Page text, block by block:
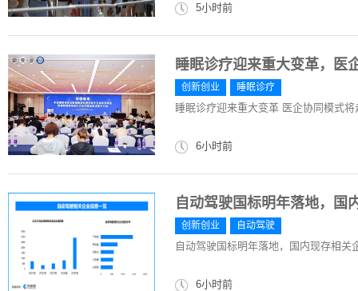
5小时前
睡眠诊疗迎来重大变革，医
创新创业 睡眠诊疗
睡眠诊疗迎来重大变革 医企协同模式将
6小时前
自动驾驶国标明年落地，国
创新创业 自动驾驶
自动驾驶国标明年落地，国内现存相关
6小时前